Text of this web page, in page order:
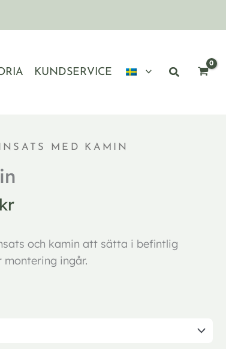
KUNDSERVICE
MED KAMIN
kr
Prisintervall:
000 kr
till
och kamin att sätta i befintlig
ingår.